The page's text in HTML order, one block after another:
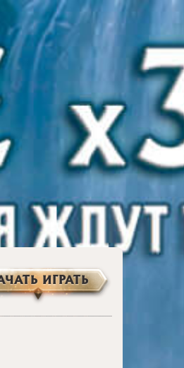
ИГРАТЬ